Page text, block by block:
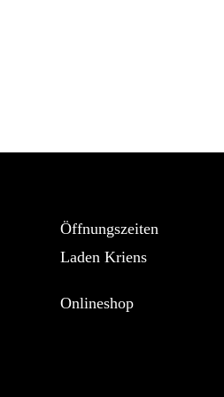
Öffnungszeiten
Laden Kriens
Onlineshop